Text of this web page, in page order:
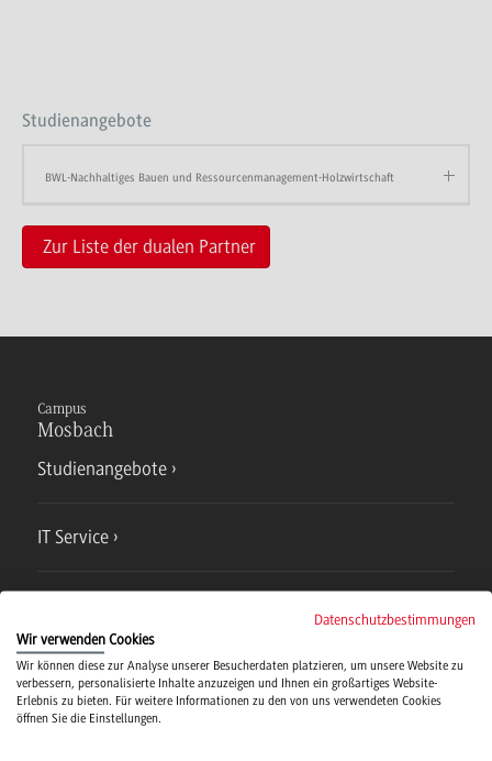
Studienangebote
BWL-Nachhaltiges Bauen und Ressourcenmanagement-Holzwirtschaft
Zur Liste der dualen Partner
Campus
Mosbach
Studienangebote
IT Service
Hochschulsport
Datenschutzbestimmungen
Wir verwenden Cookies
Wir können diese zur Analyse unserer Besucherdaten platzieren, um unsere Website zu
verbessern, personalisierte Inhalte anzuzeigen und Ihnen ein großartiges Website-
Erlebnis zu bieten. Für weitere Informationen zu den von uns verwendeten Cookies
öffnen Sie die Einstellungen.